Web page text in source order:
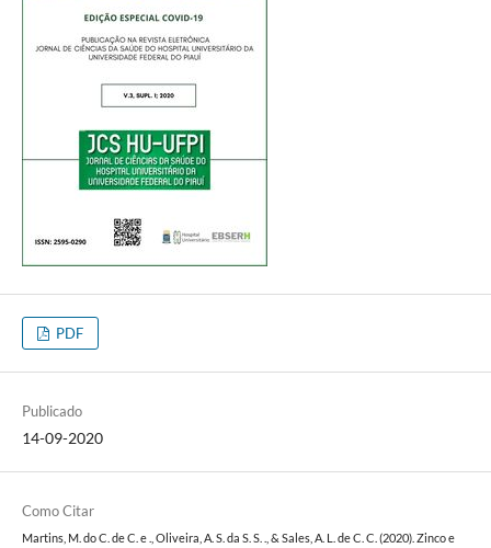
PDF
Publicado
14-09-2020
Como Citar
Martins, M. do C. de C. e ., Oliveira, A. S. da S. S. ., & Sales, A. L. de C. C. (2020). Zinco e